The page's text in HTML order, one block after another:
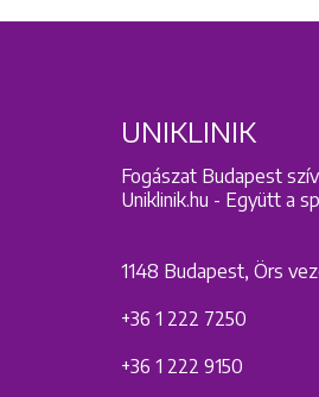
UNIKLINIK
Fogászat Budapest
Uniklinik.hu - Együtt a
1148 Budapest, Örs
+36 1 222 7250
+36 1 222 9150